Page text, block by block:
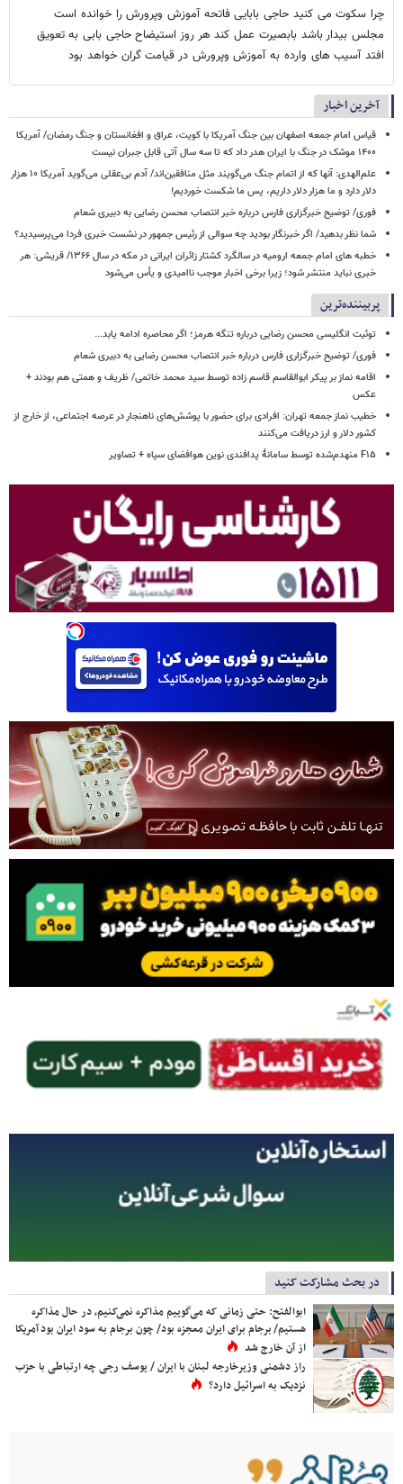
چرا سکوت می کنید حاجی بابایی فاتحه آموزش وپرورش را خوانده است
مجلس بیدار باشد بابصیرت عمل کند هر روز استیضاح حاجی بابی به تعویق
افتد آسیب های وارده به آموزش وپرورش در قیامت گران خواهد بود
آخرین اخبار
قیاس امام جمعه اصفهان بین جنگ آمریکا با کویت، عراق و افغانستان و جنگ رمضان/ آمریکا
۱۴۰۰ موشک در جنگ با ایران هدر داد که تا سه سال آتی قابل جبران نیست
علم‌الهدی: آنها که از اتمام جنگ می‌گویند مثل منافقین‌اند/ آدم بی‌عقلی می‌گوید آمریکا ۱۰ هزار
دلار دارد و ما هزار دلار داریم، پس ما شکست خوردیم!
فوری/ توضیح خبرگزاری فارس درباره خبر انتصاب محسن رضایی به دبیری شعام
شما نظر بدهید/ اگر خبرنگار بودید چه سوالی از رئیس جمهور در نشست خبری فردا می‌پرسیدید؟
خطبه های امام جمعه ارومیه در سالگرد کشتار زائران ایرانی در مکه در سال ۱۳۶۶/ قریشی: هر
خبری نباید منتشر شود؛ زیرا برخی اخبار موجب ناامیدی و یأس می‌شود
پربیننده‌ترین
توئیت انگلیسی محسن رضایی درباره تنگه هرمز؛ اگر محاصره ادامه یابد...
فوری/ توضیح خبرگزاری فارس درباره خبر انتصاب محسن رضایی به دبیری شعام
اقامه نماز بر پیکر ابوالقاسم قاسم زاده توسط سید محمد خاتمی/ ظریف و همتی هم بودند +
عکس
خطیب نماز جمعه تهران: افرادی برای حضور با پوشش‌های ناهنجار در عرصه اجتماعی، از خارج از
کشور دلار و ارز دریافت می‌کنند
F۱۵ منهدم‌شده توسط سامانۀ پدافندی نوین هوافضای سپاه + تصاویر
در بحث مشارکت کنید
ابوالفتح: حتی زمانی که می‌گوییم مذاکره نمی‌کنیم، در حال مذاکره
هستیم/ برجام برای ایران معجزه بود/ چون برجام به سود ایران بود آمریکا
از آن خارج شد
راز دشمنی وزیرخارجه لبنان با ایران / یوسف رجی چه ارتباطی با حزب
نزدیک به اسرائیل دارد؟